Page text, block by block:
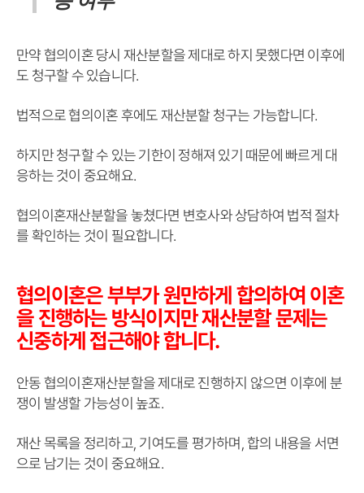
만약 협의이혼 당시 재산분할을 제대로 하지 못했다면 이후에
도 청구할 수 있습니다.
법적으로 협의이혼 후에도 재산분할 청구는 가능합니다.
하지만 청구할 수 있는 기한이 정해져 있기 때문에 빠르게 대
응하는 것이 중요해요.
협의이혼재산분할을 놓쳤다면 변호사와 상담하여 법적 절차
를 확인하는 것이 필요합니다.
협의이혼은 부부가 원만하게 합의하여 이혼
을 진행하는 방식이지만 재산분할 문제는
신중하게 접근해야 합니다.
안동 협의이혼재산분할을 제대로 진행하지 않으면 이후에 분
쟁이 발생할 가능성이 높죠.
재산 목록을 정리하고, 기여도를 평가하며, 합의 내용을 서면
으로 남기는 것이 중요해요.